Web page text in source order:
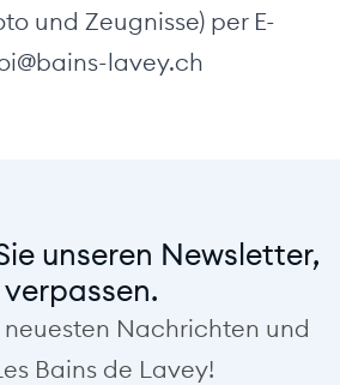
und Zeugnisse) per E-
lavey.ch
unseren Newsletter,
neuesten Nachrichten und
Bains de Lavey!